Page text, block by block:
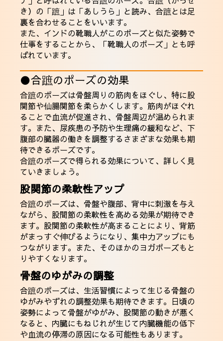
き）の「蹠」は「あしうら」と読み、合蹠とは足
裏を合わせることをいいます。
また、インドの靴職人がこのポーズと似た姿勢で
仕事をすることから、「靴職人のポーズ」とも呼
ばれています。
●合蹠のポーズの効果
合蹠のポーズは骨盤周りの筋肉をほぐし、特に股
関節や仙腸関節を柔らかくします。筋肉がほぐれ
ることで血流が促進され、骨盤周辺が温められま
す。また、尿疾患の予防や生理痛の緩和など、下
腹部の臓器の働きを調整するさまざまな効果も期
待できるポーズです。
合蹠のポーズで得られる効果について、詳しく見
ていきましょう。
股関節の柔軟性アップ
合蹠のポーズは、骨盤や腹部、背中に刺激を与え
ながら、股間節の柔軟性を高める効果が期待でき
ます。股関節の柔軟性が高まることにより、背筋
がまっすぐ伸びるようになり、集中力アップにも
つながります。また、そのほかのヨガポーズもと
りやすくなります。
骨盤のゆがみの調整
合蹠のポーズは、生活習慣によって生じる骨盤の
ゆがみやずれの調整効果も期待できます。日頃の
姿勢によって骨盤がゆがみ、股関節の動きが悪く
なると、内臓にもねじれが生じて内臓機能の低下
や血流の停滞の原因になる可能性もあります。